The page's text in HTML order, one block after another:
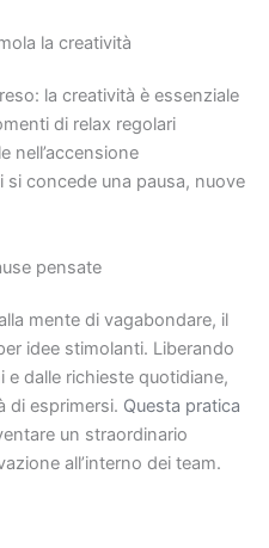
la creatività
la creatività è essenziale
di relax regolari
nell’accensione
si concede una pausa, nuove
pensate
mente di vagabondare, il
idee stimolanti. Liberando
dalle richieste quotidiane,
di esprimersi. Questa pratica
un straordinario
all’interno dei team.